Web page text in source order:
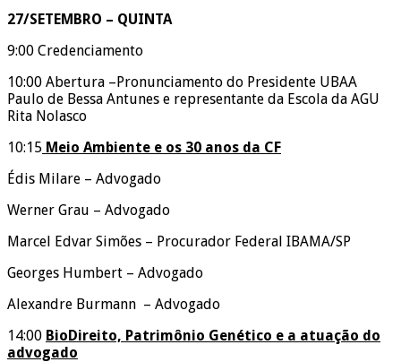
27/SETEMBRO – QUINTA
9:00 Credenciamento
10:00 Abertura –Pronunciamento do Presidente UBAA
Paulo de Bessa Antunes e representante da Escola da AGU
Rita Nolasco
10:15 Meio Ambiente e os 30 anos da CF
Édis Milare – Advogado
Werner Grau – Advogado
Marcel Edvar Simões – Procurador Federal IBAMA/SP
Georges Humbert – Advogado
Alexandre Burmann – Advogado
14:00 BioDireito, Patrimônio Genético e a atuação do
advogado